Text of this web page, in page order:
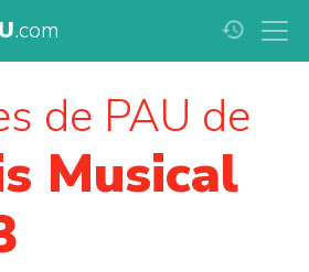
.com history
de PAU de
Musical